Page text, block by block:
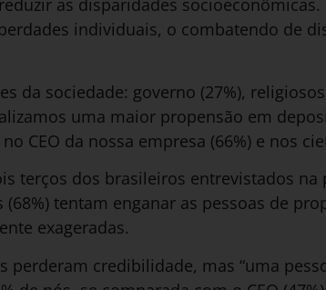
as disparidades socioeconômicas.
individuais, o combatendo de
da sociedade: governo (27%), religiosos
uma maior propensão em
CEO da nossa empresa (66%) e nos
terços dos brasileiros entrevistados na
tentam enganar as pessoas de
exageradas.
perderam credibilidade, mas “uma